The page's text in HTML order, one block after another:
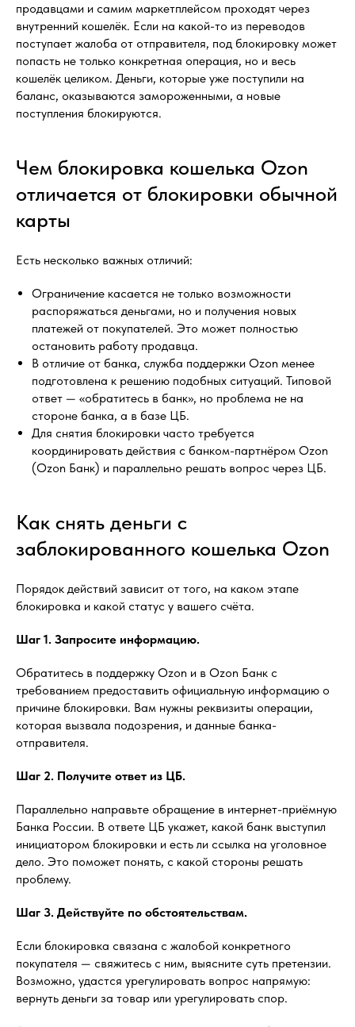
продавцами и самим маркетплейсом проходят через
внутренний кошелёк. Если на какой-то из переводов
поступает жалоба от отправителя, под блокировку может
попасть не только конкретная операция, но и весь
кошелёк целиком. Деньги, которые уже поступили на
баланс, оказываются замороженными, а новые
поступления блокируются.
Чем блокировка кошелька Ozon
отличается от блокировки обычной
карты
Есть несколько важных отличий:
Ограничение касается не только возможности
распоряжаться деньгами, но и получения новых
платежей от покупателей. Это может полностью
остановить работу продавца.
В отличие от банка, служба поддержки Ozon менее
подготовлена к решению подобных ситуаций. Типовой
ответ — «обратитесь в банк», но проблема не на
стороне банка, а в базе ЦБ.
Для снятия блокировки часто требуется
координировать действия с банком-партнёром Ozon
(Ozon Банк) и параллельно решать вопрос через ЦБ.
Как снять деньги с
заблокированного кошелька Ozon
Порядок действий зависит от того, на каком этапе
блокировка и какой статус у вашего счёта.
Шаг 1. Запросите информацию.
Обратитесь в поддержку Ozon и в Ozon Банк с
требованием предоставить официальную информацию о
причине блокировки. Вам нужны реквизиты операции,
которая вызвала подозрения, и данные банка-
отправителя.
Шаг 2. Получите ответ из ЦБ.
Параллельно направьте обращение в интернет-приёмную
Банка России. В ответе ЦБ укажет, какой банк выступил
инициатором блокировки и есть ли ссылка на уголовное
дело. Это поможет понять, с какой стороны решать
проблему.
Шаг 3. Действуйте по обстоятельствам.
Если блокировка связана с жалобой конкретного
покупателя — свяжитесь с ним, выясните суть претензии.
Возможно, удастся урегулировать вопрос напрямую:
вернуть деньги за товар или урегулировать спор.